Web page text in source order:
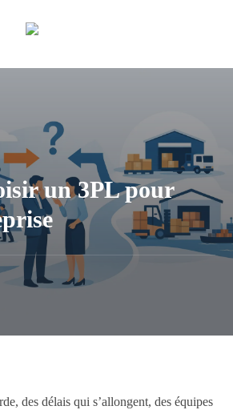
un 3PL pour
des délais qui s’allongent, des équipes